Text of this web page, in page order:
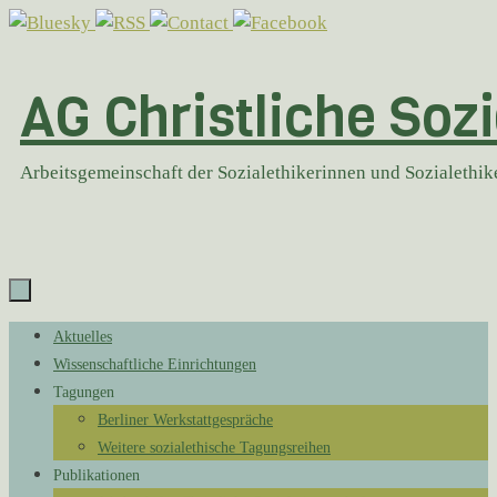
Zum
AG Christliche
Arbeitsgemeinschaft der Sozialethikerinnen und
Zum
Inhalt
springen
Aktuelles
Wissenschaftliche Einrichtungen
Tagungen
Berliner Werkstattgespräche
Weitere sozialethische Tagungsreihen
Publikationen